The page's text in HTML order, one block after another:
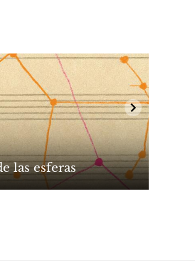
las esferas